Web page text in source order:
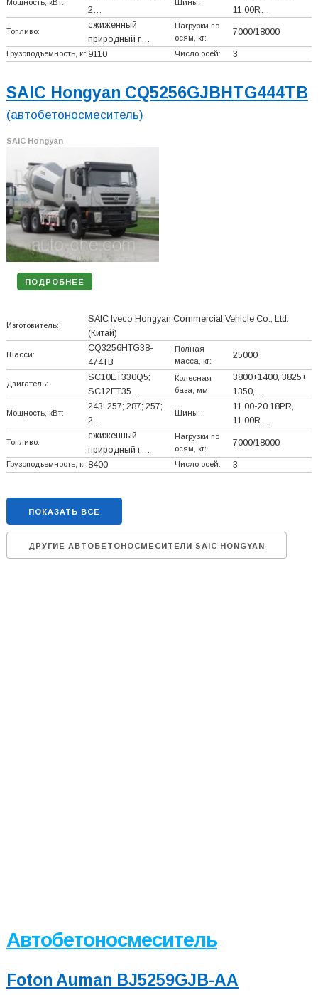
Мощность, кВт:
2…
Шины:
11.00R…
Топливо:
сжиженный
природный г…
Нагрузки по
осям, кг:
7000/18000
Грузоподъемность, кг:9110 Число осей: 3
SAIC Hongyan CQ5256GJBHTG444TB
(автобетоносмеситель)
SAIC Hongyan
ПОДРОБНЕЕ
Изготовитель:
SAIC Iveco Hongyan Commercial Vehicle Co., Ltd.
(Китай)
Шасси:
CQ3256HTG38-
474TB
Полная
масса, кг:
25000
Двигатель:
SC10ET330Q5;
SC12ET35…
Колесная
база, мм:
3800+1400, 3825+
1350,…
Мощность, кВт:
243; 257; 287; 257;
2…
Шины:
11.00-20 18PR,
11.00R…
Топливо:
сжиженный
природный г…
Нагрузки по
осям, кг:
7000/18000
Грузоподъемность, кг:8400 Число осей: 3
ПОКАЗАТЬ ВСЕ
ДРУГИЕ АВТОБЕТОНОСМЕСИТЕЛИ SAIC HONGYAN
Автобетоносмеситель
Foton Auman BJ5259GJB-AA